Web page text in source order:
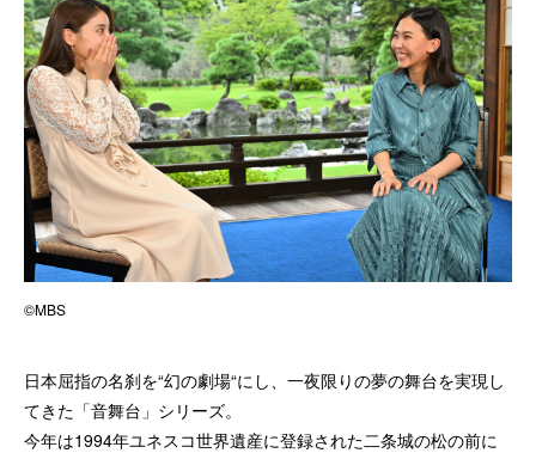
©MBS
日本屈指の名刹を“幻の劇場“にし、一夜限りの夢の舞台を実現し
てきた「音舞台」シリーズ。
今年は1994年ユネスコ世界遺産に登録された二条城の松の前に